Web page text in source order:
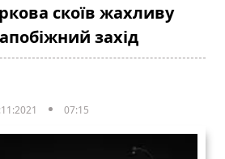
скоїв жахливу
захід
07:15